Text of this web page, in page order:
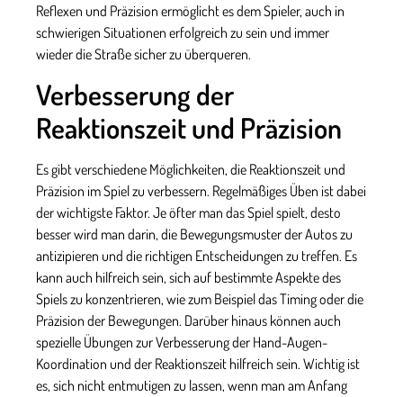
Reflexen und Präzision ermöglicht es dem Spieler, auch in
schwierigen Situationen erfolgreich zu sein und immer
wieder die Straße sicher zu überqueren.
Verbesserung der
Reaktionszeit und Präzision
Es gibt verschiedene Möglichkeiten, die Reaktionszeit und
Präzision im Spiel zu verbessern. Regelmäßiges Üben ist dabei
der wichtigste Faktor. Je öfter man das Spiel spielt, desto
besser wird man darin, die Bewegungsmuster der Autos zu
antizipieren und die richtigen Entscheidungen zu treffen. Es
kann auch hilfreich sein, sich auf bestimmte Aspekte des
Spiels zu konzentrieren, wie zum Beispiel das Timing oder die
Präzision der Bewegungen. Darüber hinaus können auch
spezielle Übungen zur Verbesserung der Hand-Augen-
Koordination und der Reaktionszeit hilfreich sein. Wichtig ist
es, sich nicht entmutigen zu lassen, wenn man am Anfang